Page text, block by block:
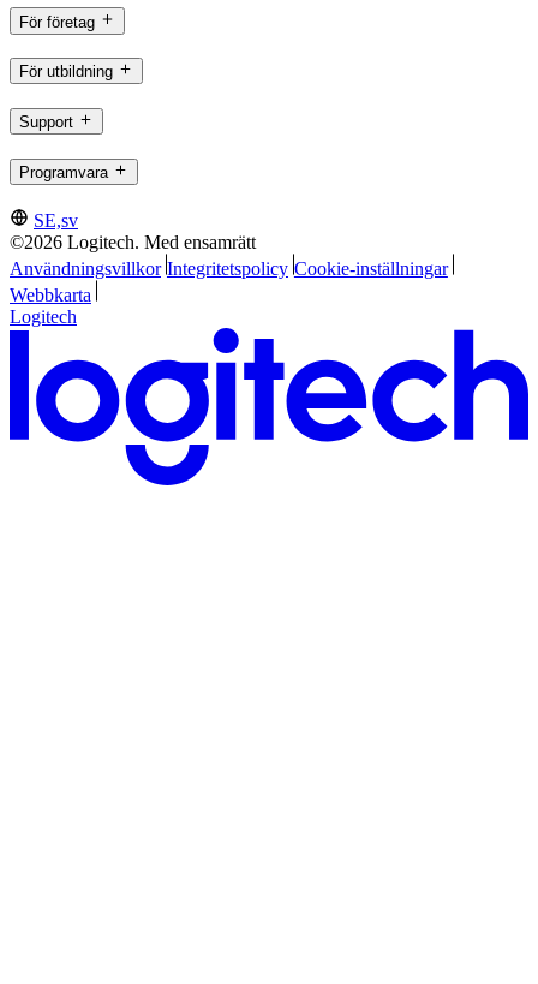
För företag
För utbildning
Support
Programvara
SE,sv
©2026 Logitech. Med ensamrätt
Användningsvillkor Integritetspolicy Cookie-inställningar
Webbkarta
Logitech